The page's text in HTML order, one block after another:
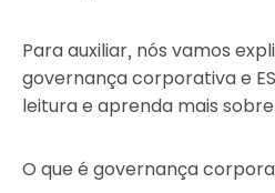
Para auxiliar, nós vamos
governança corporativa e
leitura e aprenda mais
O que é governança